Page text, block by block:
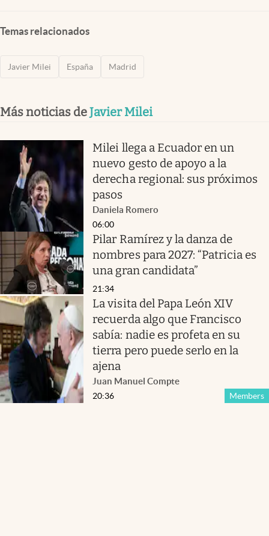
Temas relacionados
Javier Milei España Madrid
Más noticias deJavier Milei
Milei llega a Ecuador en un
nuevo gesto de apoyo a la
derecha regional: sus próximos
pasos
Daniela Romero
06:00
Pilar Ramírez y la danza de
nombres para 2027: “Patricia es
una gran candidata”
21:34
La visita del Papa León XIV
recuerda algo que Francisco
sabía: nadie es profeta en su
tierra pero puede serlo en la
ajena
Juan Manuel Compte
Members
20:36